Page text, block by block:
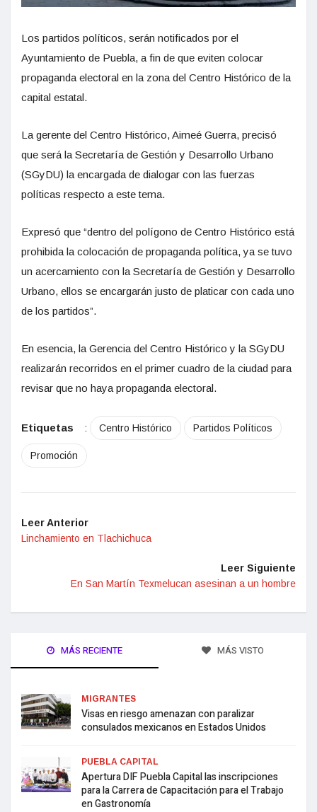
Los partidos políticos, serán notificados por el
Ayuntamiento de Puebla, a fin de que eviten colocar
propaganda electoral en la zona del Centro Histórico de la
capital estatal.
La gerente del Centro Histórico, Aimeé Guerra, precisó
que será la Secretaría de Gestión y Desarrollo Urbano
(SGyDU) la encargada de dialogar con las fuerzas
políticas respecto a este tema.
Expresó que “dentro del polígono de Centro Histórico está
prohibida la colocación de propaganda política, ya se tuvo
un acercamiento con la Secretaría de Gestión y Desarrollo
Urbano, ellos se encargarán justo de platicar con cada uno
de los partidos”.
En esencia, la Gerencia del Centro Histórico y la SGyDU
realizarán recorridos en el primer cuadro de la ciudad para
revisar que no haya propaganda electoral.
Etiquetas : Centro Histórico Partidos Políticos
Promoción
Leer Anterior
Linchamiento en Tlachichuca
Leer Siguiente
En San Martín Texmelucan asesinan a un hombre
MÁS RECIENTE MÁS VISTO
MIGRANTES
Visas en riesgo amenazan con paralizar
consulados mexicanos en Estados Unidos
PUEBLA CAPITAL
Apertura DIF Puebla Capital las inscripciones
para la Carrera de Capacitación para el Trabajo
en Gastronomía